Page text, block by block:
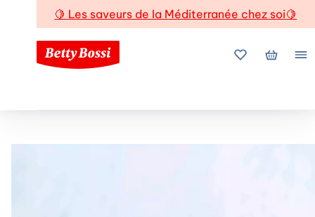
🍋 Les saveurs de la Méditerranée chez soi🍋
Mes favoris
Mon